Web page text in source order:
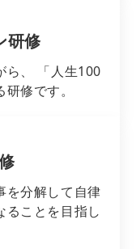
研修
ら、 「人生100
修です。
を分解して自律
ることを目指し